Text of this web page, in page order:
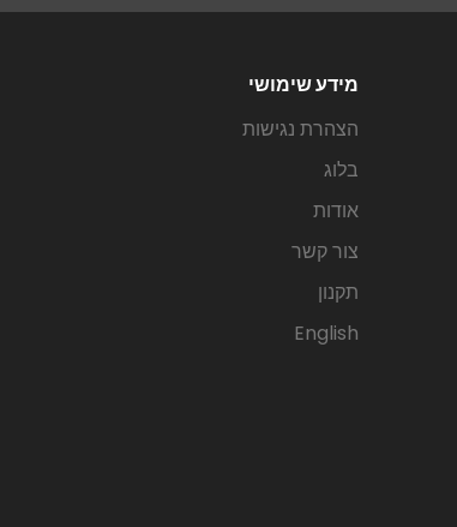
מידע שימושי
הצהרת נגישות
בלוג
אודות
צור קשר
תקנון
English